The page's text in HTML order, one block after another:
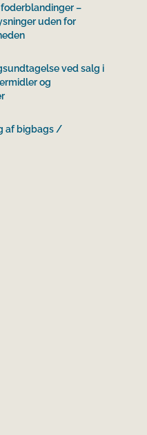
–
uden for
ved salg i
og
af bigbags /